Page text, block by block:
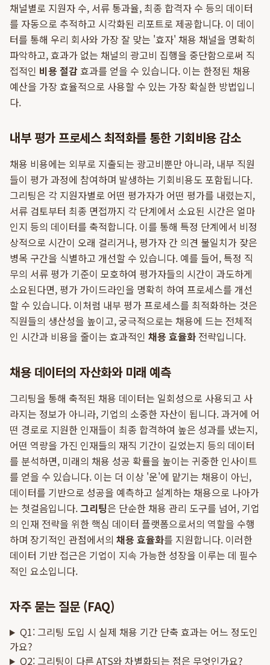
채널별로 지원자 수, 서류 통과율, 최종 합격자 수 등의 데이터
를 자동으로 추적하고 시각화된 리포트로 제공합니다. 이 데이
터를 통해 우리 회사와 가장 잘 맞는 '효자' 채용 채널을 명확히
파악하고, 효과가 없는 채널의 광고비 집행을 중단함으로써 직
접적인 비용 절감 효과를 얻을 수 있습니다. 이는 한정된 채용
예산을 가장 효율적으로 사용할 수 있는 가장 확실한 방법입니
다.
내부 평가 프로세스 최적화를 통한 기회비용 감소
채용 비용에는 외부로 지출되는 광고비뿐만 아니라, 내부 직원
들이 평가 과정에 참여하며 발생하는 기회비용도 포함됩니다.
그리팅은 각 지원자별로 어떤 평가자가 어떤 평가를 내렸는지,
서류 검토부터 최종 면접까지 각 단계에서 소요된 시간은 얼마
인지 등의 데이터를 축적합니다. 이를 통해 특정 단계에서 비정
상적으로 시간이 오래 걸리거나, 평가자 간 의견 불일치가 잦은
병목 구간을 식별하고 개선할 수 있습니다. 예를 들어, 특정 직
무의 서류 평가 기준이 모호하여 평가자들의 시간이 과도하게
소요된다면, 평가 가이드라인을 명확히 하여 프로세스를 개선
할 수 있습니다. 이처럼 내부 평가 프로세스를 최적화하는 것은
직원들의 생산성을 높이고, 궁극적으로는 채용에 드는 전체적
인 시간과 비용을 줄이는 효과적인 채용 효율화 전략입니다.
채용 데이터의 자산화와 미래 예측
그리팅을 통해 축적된 채용 데이터는 일회성으로 사용되고 사
라지는 정보가 아니라, 기업의 소중한 자산이 됩니다. 과거에 어
떤 경로로 지원한 인재들이 최종 합격하여 높은 성과를 냈는지,
어떤 역량을 가진 인재들의 재직 기간이 길었는지 등의 데이터
를 분석하면, 미래의 채용 성공 확률을 높이는 귀중한 인사이트
를 얻을 수 있습니다. 이는 더 이상 '운'에 맡기는 채용이 아닌,
데이터를 기반으로 성공을 예측하고 설계하는 채용으로 나아가
는 첫걸음입니다.그리팅은 단순한 채용 관리 도구를 넘어, 기업
의 인재 전략을 위한 핵심 데이터 플랫폼으로서의 역할을 수행
하며 장기적인 관점에서의 채용 효율화를 지원합니다. 이러한
데이터 기반 접근은 기업이 지속 가능한 성장을 이루는 데 필수
적인 요소입니다.
자주 묻는 질문 (FAQ)
Q1: 그리팅 도입 시 실제 채용 기간 단축 효과는 어느 정도인
가요?
Q2: 그리팅이 다른 ATS와 차별화되는 점은 무엇인가요?